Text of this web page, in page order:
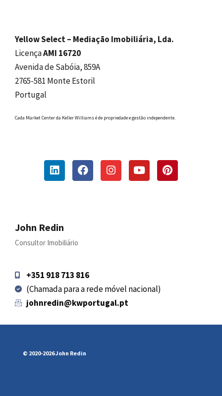
Yellow Select – Mediação Imobiliária, Lda.
LicençaAMI 16720
Avenida de Sabóia, 859A
2765-581 Monte Estoril
Portugal
Cada Market Center da Keller Williams é de propriedade e gestão independente.
John Redin
Consultor Imobiliário
+351 918 713 816
(Chamada para a rede móvel nacional)
johnredin@kwportugal.pt
© 2020-2026 John Redin